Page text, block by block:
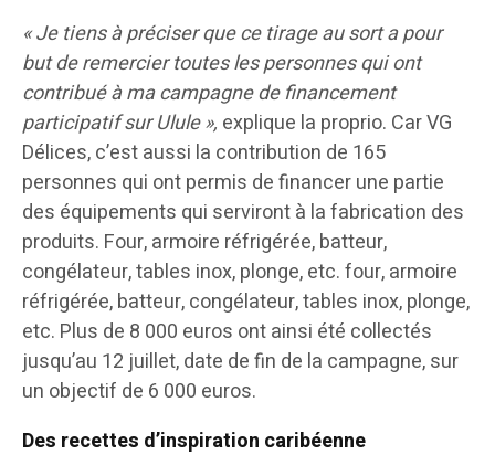
« Je tiens à préciser que ce tirage au sort a pour
but de remercier toutes les personnes qui ont
contribué à ma campagne de financement
participatif sur Ulule », explique la proprio. Car VG
Délices, c’est aussi la contribution de 165
personnes qui ont permis de financer une partie
des équipements qui serviront à la fabrication des
produits. Four, armoire réfrigérée, batteur,
congélateur, tables inox, plonge, etc. four, armoire
réfrigérée, batteur, congélateur, tables inox, plonge,
etc. Plus de 8 000 euros ont ainsi été collectés
jusqu’au 12 juillet, date de fin de la campagne, sur
un objectif de 6 000 euros.
Des recettes d’inspiration caribéenne